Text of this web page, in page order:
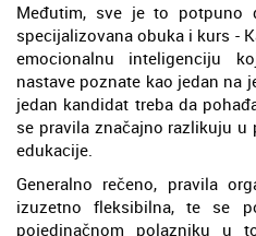
Međutim, sve je to potpuno
specijalizovana obuka i kurs -
emocionalnu inteligenciju
nastave poznate kao jedan na
jedan kandidat treba da
se pravila značajno razlikuju
edukacije.
Generalno rečeno, pravila
izuzetno fleksibilna, te se
pojedinačnom polazniku u